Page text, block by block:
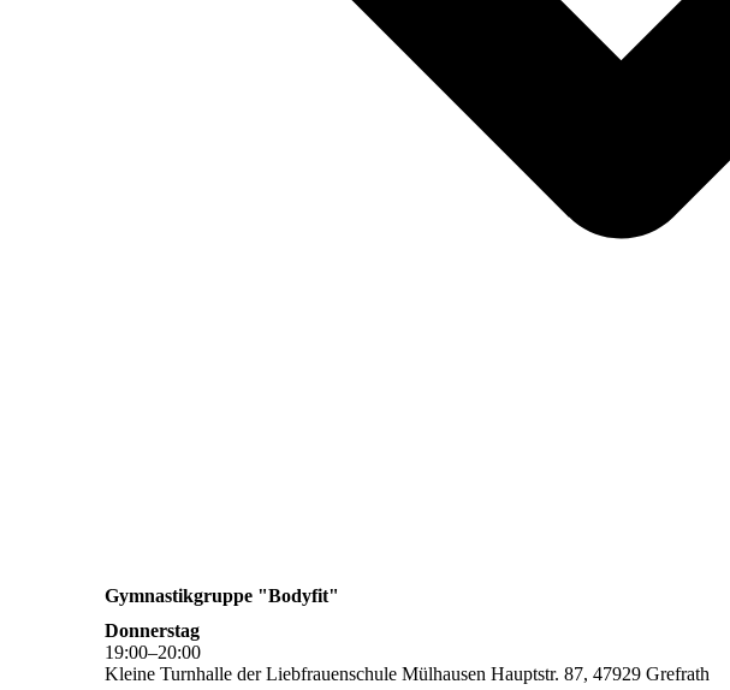
Gymnastikgruppe "Bodyfit"
Donnerstag
19:00–20:00
Kleine Turnhalle der Liebfrauenschule Mülhausen Hauptstr. 87, 47929 Grefrath